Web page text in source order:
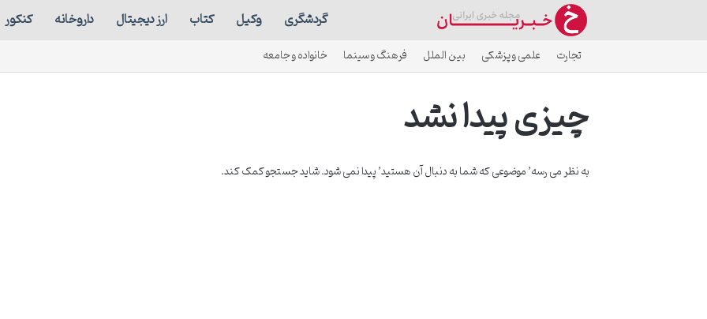
گردشگری وکیل کتاب ارز دیجیتال داروخانه کنکور
تجارت علمی و پزشکی بین الملل فرهنگ و سینما خانواده و جامعه
چیزی پیدا نشد
به نظر می رسه’ موضوعی که شما به دنبال آن هستید’ پیدا نمی شود. شاید جستجو کمک کند.